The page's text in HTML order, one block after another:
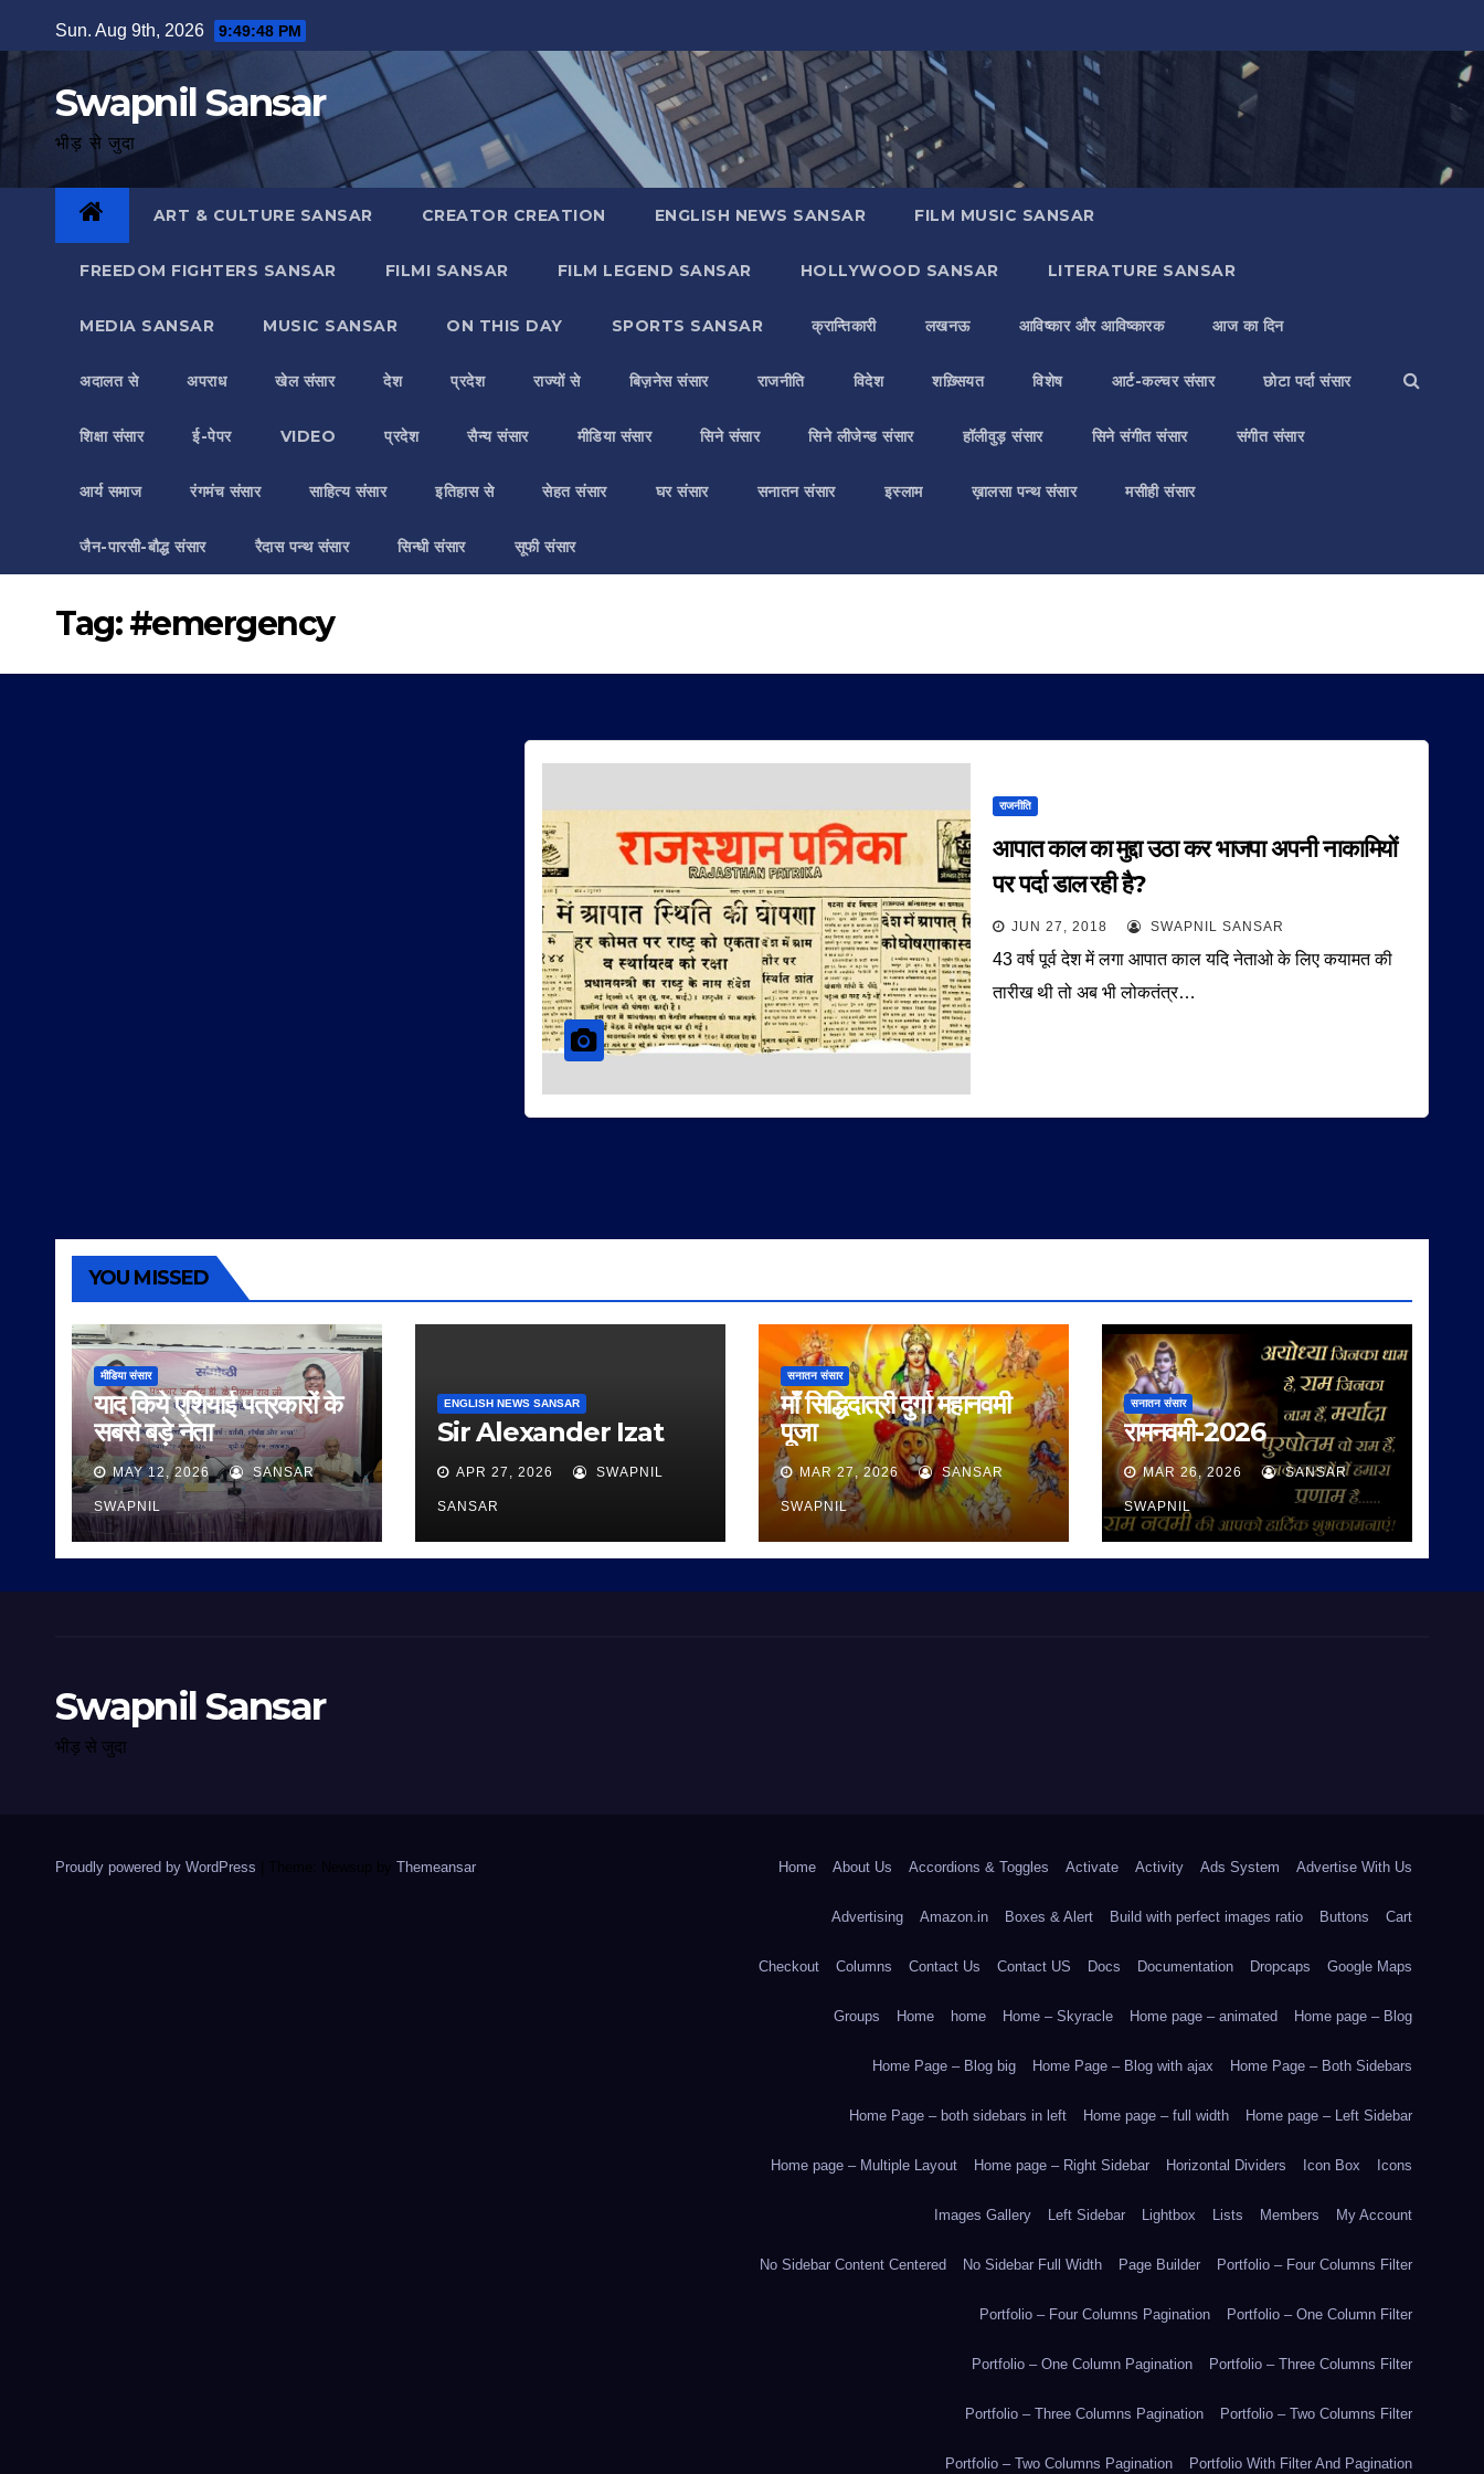
to
Sun. Aug 9th, 2026 9:49:49 PM
Swapnil Sansar
भीड़ से जुदा
ART & CULTURE SANSAR CREATOR CREATION ENGLISH NEWS SANSAR FILM MUSIC SANSAR
FREEDOM FIGHTERS SANSAR FILMI SANSAR FILM LEGEND SANSAR HOLLYWOOD SANSAR LITERATURE SANSAR
MEDIA SANSAR MUSIC SANSAR ON THIS DAY SPORTS SANSAR क्रान्तिकारी लखनऊ आविष्कार और आविष्कारक आज का दिन
अदालत से अपराध खेल संसार देश प्रदेश राज्यों से बिज़नेस संसार राजनीति विदेश शख़्सियत विशेष आर्ट-कल्चर संसार छोटा पर्दा संसार
शिक्षा संसार ई-पेपर VIDEO प्रदेश सैन्य संसार मीडिया संसार सिने संसार सिने लीजेन्ड संसार हॉलीवुड़ संसार सिने संगीत संसार संगीत संसार
आर्य समाज रंगमंच संसार साहित्य संसार इतिहास से सेहत संसार घर संसार सनातन संसार इस्लाम ख़ालसा पन्थ संसार मसीही संसार
जैन-पारसी-बौद्ध संसार रैदास पन्थ संसार सिन्धी संसार सूफी संसार
Tag:#emergency
राजनीति
आपात काल का मुद्दा उठा कर भाजपा अपनी नाकामियों
पर पर्दा डाल रही है?
JUN 27, 2018 SWAPNIL SANSAR
43 वर्ष पूर्व देश में लगा आपात काल यदि नेताओ के लिए कयामत की
तारीख थी तो अब भी लोकतंत्र…
YOU MISSED
मीडिया संसार
याद किये एशियाई पत्रकारों के
सबसे बड़े नेता
MAY 12, 2026 SANSAR
SWAPNIL
ENGLISH NEWS SANSAR
Sir Alexander Izat
APR 27, 2026 SWAPNIL
SANSAR
सनातन संसार
माँ सिद्धिदात्री दुर्गा महानवमी
पूजा
MAR 27, 2026 SANSAR
SWAPNIL
सनातन संसार
रामनवमी-2026
MAR 26, 2026 SANSAR
SWAPNIL
Swapnil Sansar
भीड़ से जुदा
Proudly powered by WordPress Theme: Newsup by Themeansar. Home About Us Accordions & Toggles Activate Activity Ads System Advertise With Us
Advertising Amazon.in Boxes & Alert Build with perfect images ratio Buttons Cart
Checkout Columns Contact Us Contact US Docs Documentation Dropcaps Google Maps
Groups Home home Home – Skyracle Home page – animated Home page – Blog
Home Page – Blog big Home Page – Blog with ajax Home Page – Both Sidebars
Home Page – both sidebars in left Home page – full width Home page – Left Sidebar
Home page – Multiple Layout Home page – Right Sidebar Horizontal Dividers Icon Box Icons
Images Gallery Left Sidebar Lightbox Lists Members My Account
No Sidebar Content Centered No Sidebar Full Width Page Builder Portfolio – Four Columns Filter
Portfolio – Four Columns Pagination Portfolio – One Column Filter
Portfolio – One Column Pagination Portfolio – Three Columns Filter
Portfolio – Three Columns Pagination Portfolio – Two Columns Filter
Portfolio – Two Columns Pagination Portfolio With Filter And Pagination